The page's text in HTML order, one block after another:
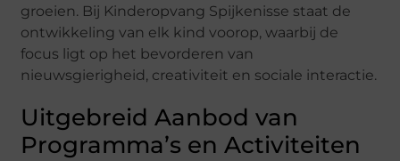
groeien. Bij Kinderopvang Spijkenisse staat de
ontwikkeling van elk kind voorop, waarbij de
focus ligt op het bevorderen van
nieuwsgierigheid, creativiteit en sociale interactie.
Uitgebreid Aanbod van
Programma’s en Activiteiten